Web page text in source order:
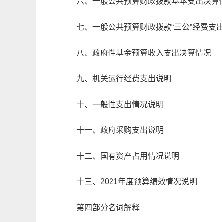
七、一般公共预算财政拨款“三公”经费支
八、政府性基金预算收入支出决算情况
九、机关运行经费支出说明
十、一般性支出情况说明
十一、政府采购支出说明
十二、国有资产占用情况说明
十三、 2021年度预算绩效情况说明
第四部分名词解释